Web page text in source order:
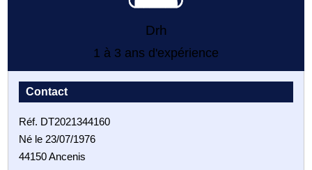
Drh
1 à 3 ans d'expérience
Contact
Réf. DT2021344160
Né le 23/07/1976
44150 Ancenis